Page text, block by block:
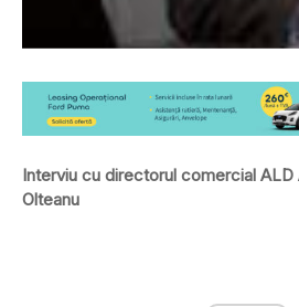
Interviu cu directorul comercial
Olteanu